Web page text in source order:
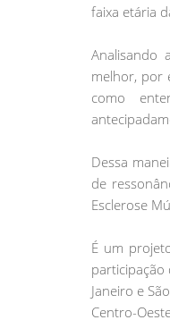
faixa etária
Analisando
melhor, por
como
Dessa
de
Esclerose
É um
participação
Janeiro e
Centro-